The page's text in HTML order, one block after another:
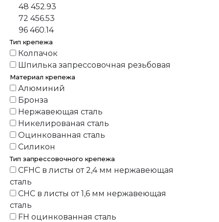
48 452.93
72 456.53
96 460.14
Тип крепежа
Колпачок
Шпилька запрессовочная резьбовая
Материал крепежа
Алюминий
Бронза
Нержавеющая сталь
Никелированая сталь
Оцинкованная сталь
Силикон
Тип запрессовочного крепежа
CFHC в листы от 2,4 мм нержавеющая
сталь
CHC в листы от 1,6 мм нержавеющая
сталь
FH оцинкованная сталь